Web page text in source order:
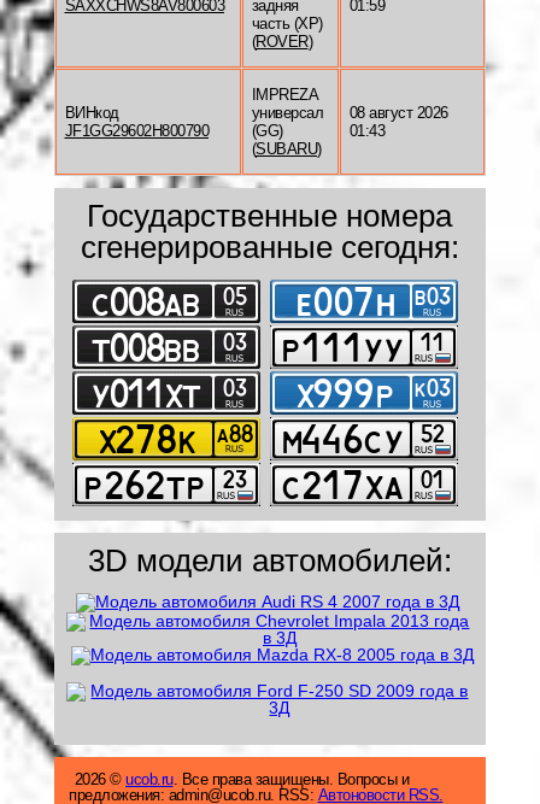
SAXXCHWS8AV800603
задняя
часть (XP)
(ROVER)
01:59
ВИНкод
JF1GG29602H800790
IMPREZA
универсал
(GG)
(SUBARU)
08 август 2026
01:43
Государственные номера
сгенерированные сегодня:
3D модели автомобилей:
2026 © ucob.ru. Все права защищены. Вопросы и
предложения: admin@ucob.ru. RSS: Автоновости RSS.